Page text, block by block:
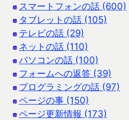
スマートフォンの話 (600)
タブレットの話 (105)
テレビの話 (29)
ネットの話 (110)
パソコンの話 (100)
フォームへの返答 (39)
プログラミングの話 (97)
ページの事 (150)
ページ更新情報 (173)